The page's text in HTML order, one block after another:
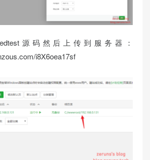
源码然后上传到服务器：
i8X6oea17sf